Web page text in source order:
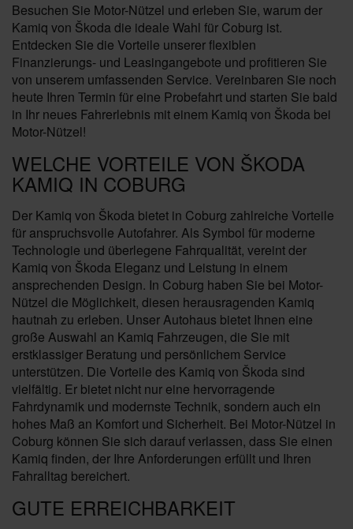
Besuchen Sie Motor-Nützel und erleben Sie, warum der
Kamiq von Škoda die ideale Wahl für Coburg ist.
Entdecken Sie die Vorteile unserer flexiblen
Finanzierungs- und Leasingangebote und profitieren Sie
von unserem umfassenden Service. Vereinbaren Sie noch
heute Ihren Termin für eine Probefahrt und starten Sie bald
in Ihr neues Fahrerlebnis mit einem Kamiq von Škoda bei
Motor-Nützel!
WELCHE VORTEILE VON ŠKODA
KAMIQ IN COBURG
Der Kamiq von Škoda bietet in Coburg zahlreiche Vorteile
für anspruchsvolle Autofahrer. Als Symbol für moderne
Technologie und überlegene Fahrqualität, vereint der
Kamiq von Škoda Eleganz und Leistung in einem
ansprechenden Design. In Coburg haben Sie bei Motor-
Nützel die Möglichkeit, diesen herausragenden Kamiq
hautnah zu erleben. Unser Autohaus bietet Ihnen eine
große Auswahl an Kamiq Fahrzeugen, die Sie mit
erstklassiger Beratung und persönlichem Service
unterstützen. Die Vorteile des Kamiq von Škoda sind
vielfältig. Er bietet nicht nur eine hervorragende
Fahrdynamik und modernste Technik, sondern auch ein
hohes Maß an Komfort und Sicherheit. Bei Motor-Nützel in
Coburg können Sie sich darauf verlassen, dass Sie einen
Kamiq finden, der Ihre Anforderungen erfüllt und Ihren
Fahralltag bereichert.
GUTE ERREICHBARKEIT